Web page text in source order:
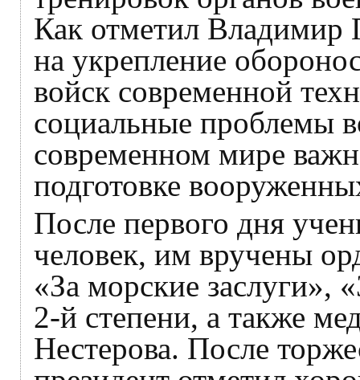
Как отметил Владимир
на укрепление
войск современной
социальные проблемы
современном мире
подготовке
После первого дня
человек, им вручены
«За морские заслуги»,
2-й степени, а также
Нестерова. После